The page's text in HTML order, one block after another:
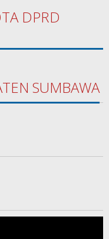
DPRD
SUMBAWA